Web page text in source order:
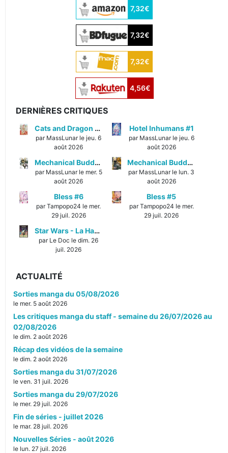
7,32€
7,32€
7,32€
4,56€
DERNIÈRES CRITIQUES
Cats and Dragon #3
par MassLunar le jeu. 6
août 2026
Hotel Inhumans #1
par MassLunar le jeu. 6
août 2026
Mechanical Buddy Universe #1
par MassLunar le mer. 5
août 2026
Mechanical Buddy Universe #0
par MassLunar le lun. 3
août 2026
Bless #6
par Tampopo24 le mer.
29 juil. 2026
Bless #5
par Tampopo24 le mer.
29 juil. 2026
Star Wars - La Haute République - Un équilibre fragile
par Le Doc le dim. 26
juil. 2026
ACTUALITÉ
Sorties manga du 05/08/2026
le mer. 5 août 2026
Les critiques manga du staff - semaine du 26/07/2026 au
02/08/2026
le dim. 2 août 2026
Récap des vidéos de la semaine
le dim. 2 août 2026
Sorties manga du 31/07/2026
le ven. 31 juil. 2026
Sorties manga du 29/07/2026
le mer. 29 juil. 2026
Fin de séries - juillet 2026
le mar. 28 juil. 2026
Nouvelles Séries - août 2026
le lun. 27 juil. 2026